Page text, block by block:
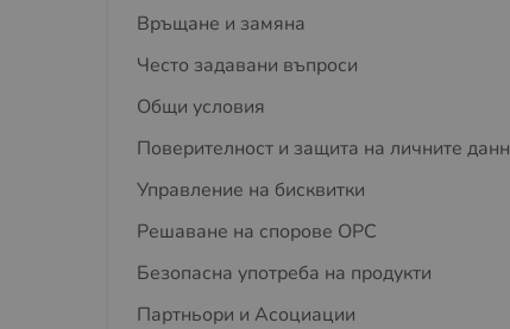
Връщане и замяна
Често задавани въпроси
Общи условия
Поверителност и защита на личните
Управление на бисквитки
Решаване на спорове OPC
Безопасна употреба на продукти
Партньори и Асоциации